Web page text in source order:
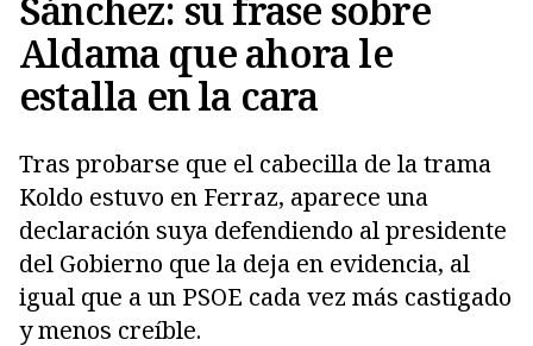
Aldama que ahora le
estalla en la cara
Tras probarse que el cabecilla de la trama
Koldo estuvo en Ferraz, aparece una
declaración suya defendiendo al presidente
del Gobierno que la deja en evidencia, al
igual que a un PSOE cada vez más castigado
y menos creíble.
Copiar